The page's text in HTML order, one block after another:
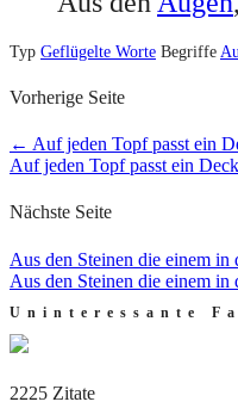
Typ Geflügelte Worte Begriffe
Vorherige Seite
← Auf jeden Topf passt ein
Auf jeden Topf passt ein
Nächste Seite
Aus den Steinen die einem in
Aus den Steinen die einem in
Uninteressante
2225 Zitate